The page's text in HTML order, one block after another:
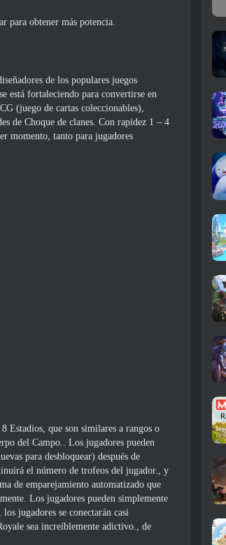
para obtener más potencia.
de los populares juegos
está fortaleciendo para convertirse en
(juego de cartas coleccionables),
de Choque de clanes. Con rapidez 1 – 4
momento, tanto para jugadores
Estadios, que son similares a rangos o
del Campo.. Los jugadores pueden
para desbloquear) después de
el número de trofeos del jugador., y
de emparejamiento automatizado que
Los jugadores pueden simplemente
jugadores se conectarán casi
sea increíblemente adictivo., de